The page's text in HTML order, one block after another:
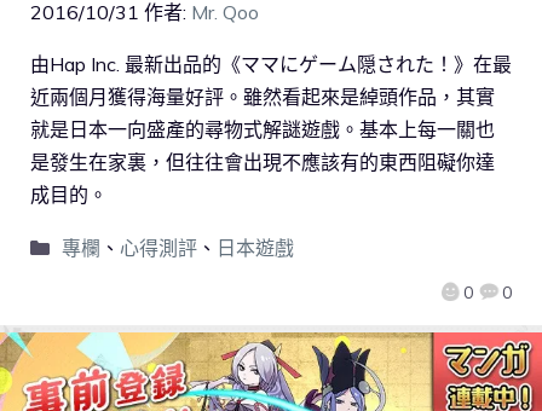
2016/10/31 作者: Mr. Qoo
0 0
由Hap Inc. 最新出品的《ママにゲーム隠された！》在最
近兩個月獲得海量好評。雖然看起來是綽頭作品，其實
就是日本一向盛產的尋物式解謎遊戲。基本上每一關也
是發生在家裏，但往往會出現不應該有的東西阻礙你達
成目的。
專欄 、 心得測評、 日本遊戲